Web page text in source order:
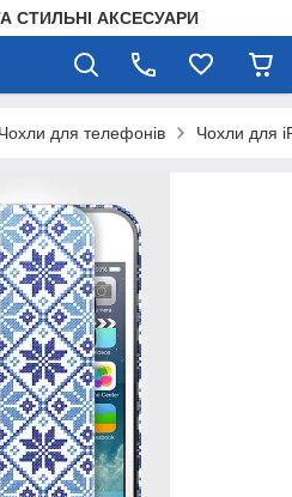
СТИЛЬНІ АКСЕСУАРИ
Чохли для телефонів Чохли для